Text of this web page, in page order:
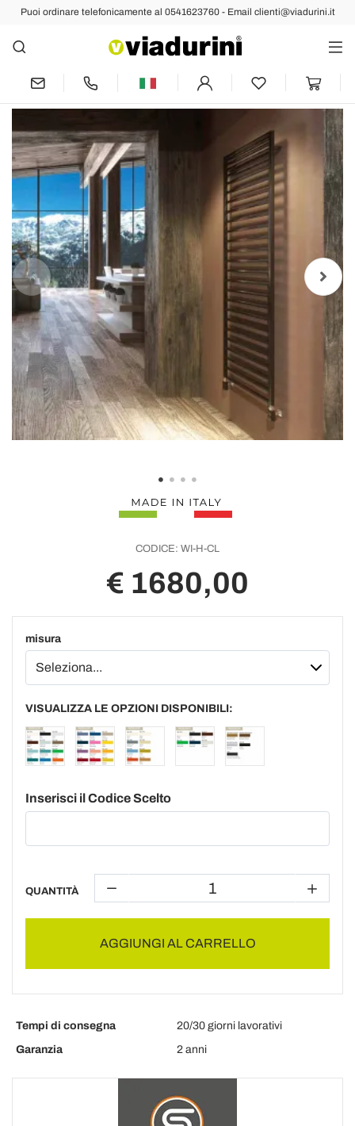
Puoi ordinare telefonicamente al 0541623760 - Email clienti@viadurini.it
Indietro Prec Succ
Termoarredo idraulico colorato Winter
made in Italy Scirocco H
CODICE: WI-H-CL
€ 1680,00
misura
VISUALIZZA LE OPZIONI DISPONIBILI:
Inserisci il Codice Scelto
QUANTITÀ
AGGIUNGI AL CARRELLO
Tempi di consegna
20/30 giorni lavorativi
Garanzia
2 anni